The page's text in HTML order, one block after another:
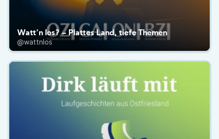
Watt’n los? – Plattes Land, tiefe Themen
@wattnlos